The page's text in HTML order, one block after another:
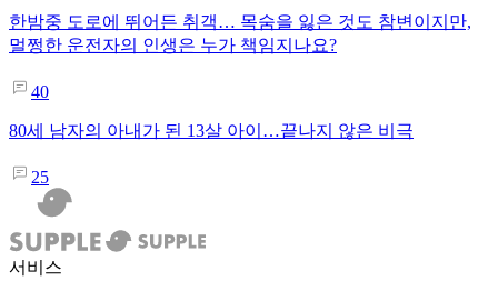
한밤중 도로에 뛰어든 취객… 목숨을 잃은 것도 참변이지만,
멀쩡한 운전자의 인생은 누가 책임지나요?
40
80세 남자의 아내가 된 13살 아이…끝나지 않은 비극
25
서비스